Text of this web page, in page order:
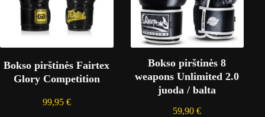
Bokso pirštinės Fairtex
Glory Competition
99,95 €
Bokso pirštinės 8
weapons Unlimited 2.0
juoda / balta
59,90€